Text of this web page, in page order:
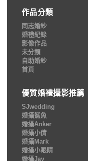
作品分類
同志婚紗
婚禮紀錄
影像作品
未分類
自助婚紗
首頁
優質婚禮攝影推薦
SJwedding
婚攝鯊魚
婚攝Anker
婚攝小倩
婚攝Mark
婚攝小眼睛
婚攝Jay